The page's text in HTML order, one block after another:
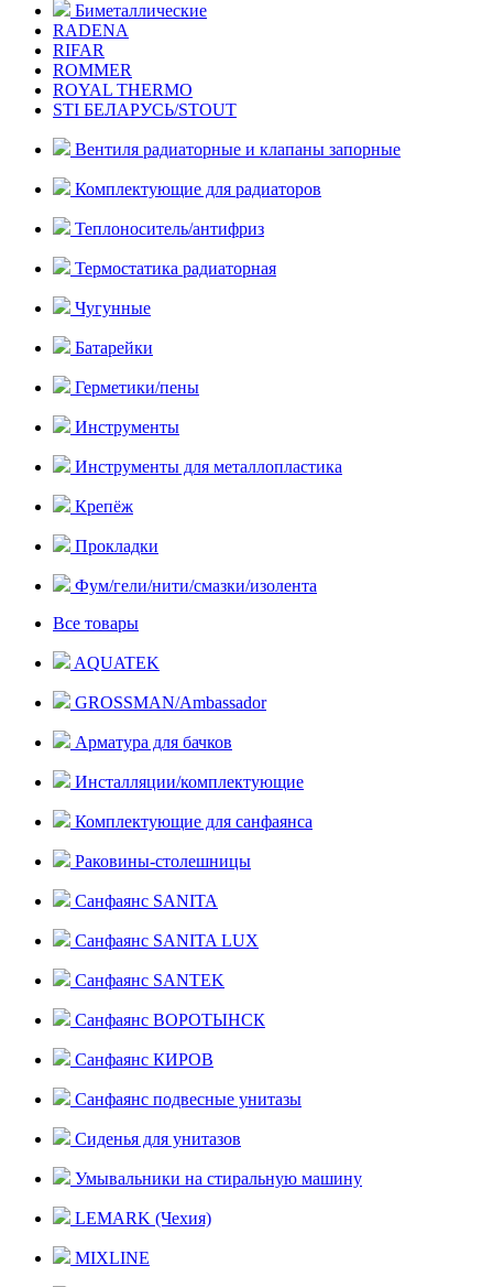
Биметаллические
RADENA
RIFAR
ROMMER
ROYAL THERMO
STI БЕЛАРУСЬ/STOUT
Вентиля радиаторные и клапаны запорные
Комплектующие для радиаторов
Теплоноситель/антифриз
Термостатика радиаторная
Чугунные
Батарейки
Герметики/пены
Инструменты
Инструменты для металлопластика
Крепёж
Прокладки
Фум/гели/нити/смазки/изолента
Все товары
AQUATEK
GROSSMAN/Ambassador
Арматура для бачков
Инсталляции/комплектующие
Комплектующие для санфаянса
Раковины-столешницы
Санфаянс SANITA
Санфаянс SANITA LUX
Санфаянс SANTEK
Санфаянс ВОРОТЫНСК
Санфаянс КИРОВ
Санфаянс подвесные унитазы
Сиденья для унитазов
Умывальники на стиральную машину
LEMARK (Чехия)
MIXLINE